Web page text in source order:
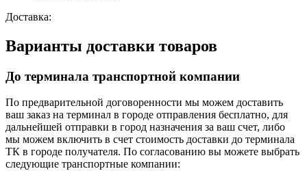
Доставка:
Варианты доставки товаров
До терминала транспортной компании
По предварительной договоренности мы можем доставить
ваш заказ на терминал в городе отправления бесплатно, для
дальнейшей отправки в город назначения за ваш счет, либо
мы можем включить в счет стоимость доставки до терминала
ТК в городе получателя. По согласованию вы можете выбрать
следующие транспортные компании: